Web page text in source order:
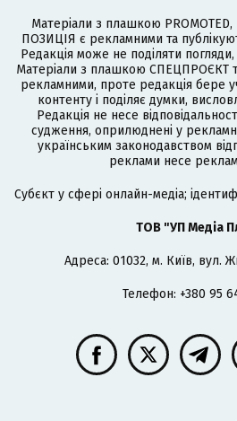
Матеріали з плашкою
ПОЗИЦІЯ є рекламними та
Редакція може не поділяти
Матеріали з плашкою СПЕЦПРОЄКТ
рекламними, проте редакція бере
контенту і поділяє думки,
Редакція не несе
судження, оприлюднені у
українським законодавством
реклами несе
Cубєкт у сфері онлайн-медіа;
ТОВ "УП Медіа
Адреса: 01032, м. Київ, вул.
Телефон: +380 95